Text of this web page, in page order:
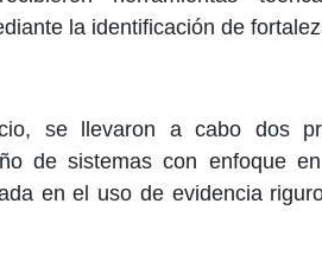
la identificación de
se llevaron a cabo dos
de sistemas con enfoque
en el uso de evidencia